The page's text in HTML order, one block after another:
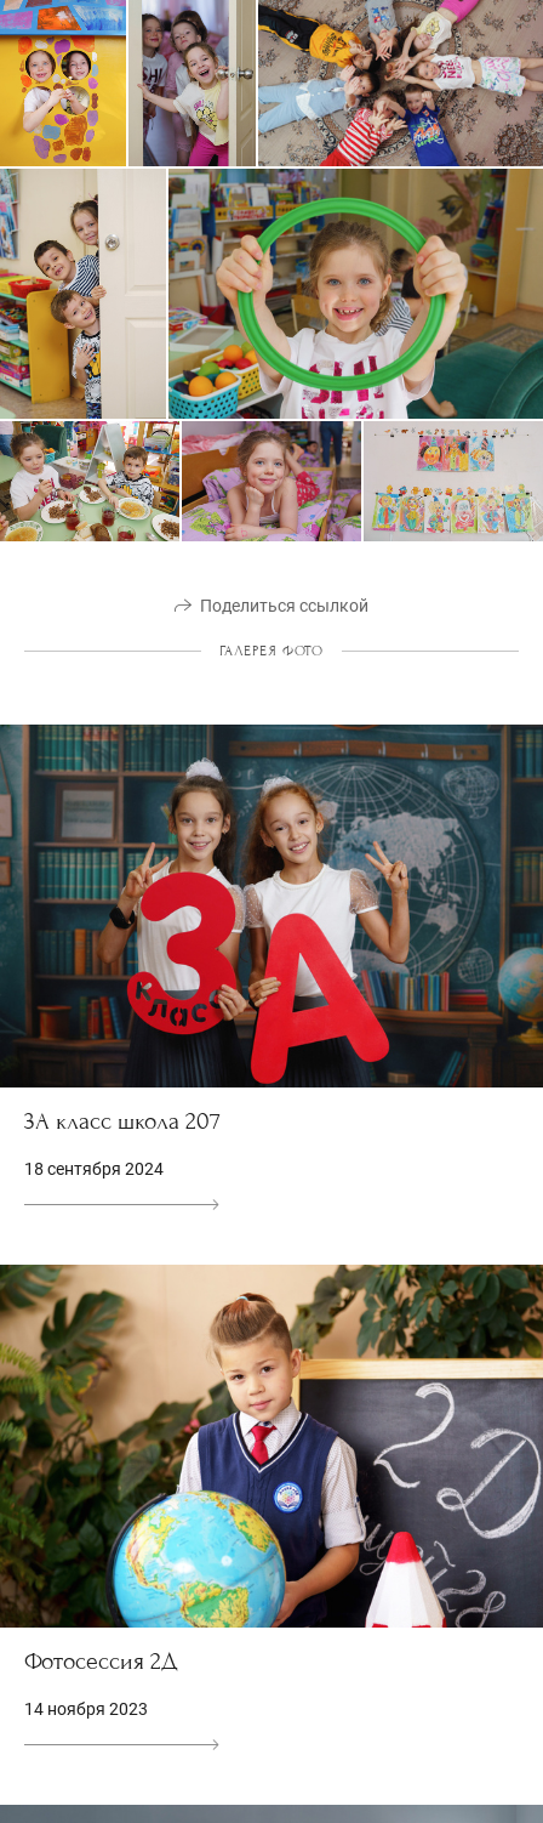
Поделиться ссылкой
ГАЛЕРЕЯ ФОТО
3А класс школа 207
18 сентября 2024
Фотосессия 2Д
14 ноября 2023